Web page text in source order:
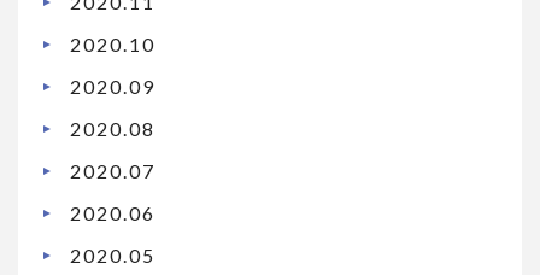
2020.10
2020.09
2020.08
2020.07
2020.06
2020.05